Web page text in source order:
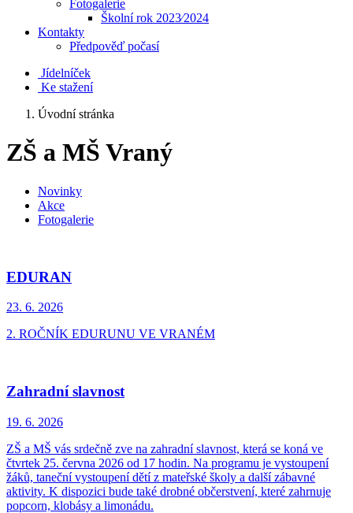
Fotogalerie
Školní rok 2023⁄2024
Kontakty
Předpověď počasí
Jídelníček
Ke stažení
Úvodní stránka
ZŠ a MŠ Vraný
Novinky
Akce
Fotogalerie
EDURAN
23. 6. 2026
2. ROČNÍK EDURUNU VE VRANÉM
Zahradní slavnost
19. 6. 2026
ZŠ a MŠ vás srdečně zve na zahradní slavnost, která se koná ve
čtvrtek 25. června 2026 od 17 hodin. Na programu je vystoupení
žáků, taneční vystoupení dětí z mateřské školy a další zábavné
aktivity. K dispozici bude také drobné občerstvení, které zahrnuje
popcorn, klobásy a limonádu.